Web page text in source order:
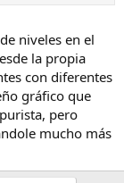
niveles en el
la propia
con diferentes
gráfico que
pero
mucho más